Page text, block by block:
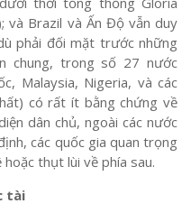
và Brazil và Ấn Độ vẫn duy
phải đối mặt trước những
chung, trong số 27 nước
Malaysia, Nigeria, và các
có rất ít bằng chứng về
dân chủ, ngoài các nước
các quốc gia quan trọng
thụt lùi về phía sau.
tài